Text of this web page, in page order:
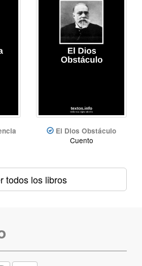
El Dios Obstáculo
Cuento
todos los libros